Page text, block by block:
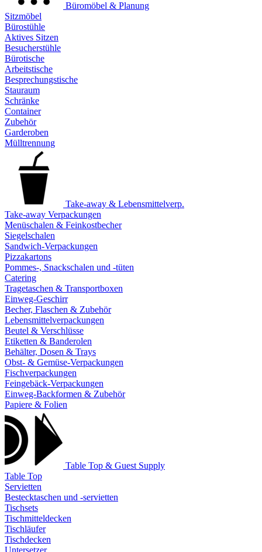
Büromöbel & Planung
Sitzmöbel
Bürostühle
Aktives Sitzen
Besucherstühle
Bürotische
Arbeitstische
Besprechungstische
Stauraum
Schränke
Container
Zubehör
Garderoben
Mülltrennung
Take-away & Lebensmittelverp.
Take-away Verpackungen
Menüschalen & Feinkostbecher
Siegelschalen
Sandwich-Verpackungen
Pizzakartons
Pommes-, Snackschalen und -tüten
Catering
Tragetaschen & Transportboxen
Einweg-Geschirr
Becher, Flaschen & Zubehör
Lebensmittelverpackungen
Beutel & Verschlüsse
Etiketten & Banderolen
Behälter, Dosen & Trays
Obst- & Gemüse-Verpackungen
Fischverpackungen
Feingebäck-Verpackungen
Einweg-Backformen & Zubehör
Papiere & Folien
Table Top & Guest Supply
Table Top
Servietten
Bestecktaschen und -servietten
Tischsets
Tischmitteldecken
Tischläufer
Tischdecken